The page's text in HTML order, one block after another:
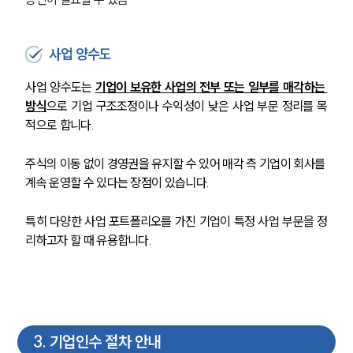
사업 양수도
사업 양수도는 기업이 보유한 사업의 전부 또는 일부를 매각하는
방식으로 기업 구조조정이나 수익성이 낮은 사업 부문 정리를 목
적으로 합니다.
주식의 이동 없이 경영권을 유지할 수 있어 매각 측 기업이 회사를
계속 운영할 수 있다는 장점이 있습니다.
특히 다양한 사업 포트폴리오를 가진 기업이 특정 사업 부문을 정
리하고자 할 때 유용합니다.
3. 기업인수 절차 안내